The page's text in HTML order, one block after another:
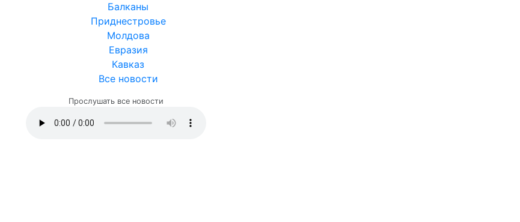
Балканы
Приднестровье
Молдова
Евразия
Кавказ
Все новости
Прослушать все новости